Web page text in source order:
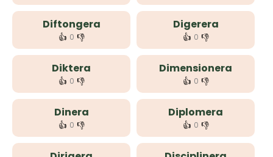
Diftongera
👍 0 👎
Digerera
👍 0 👎
Diktera
👍 0 👎
Dimensionera
👍 0 👎
Dinera
👍 0 👎
Diplomera
👍 0 👎